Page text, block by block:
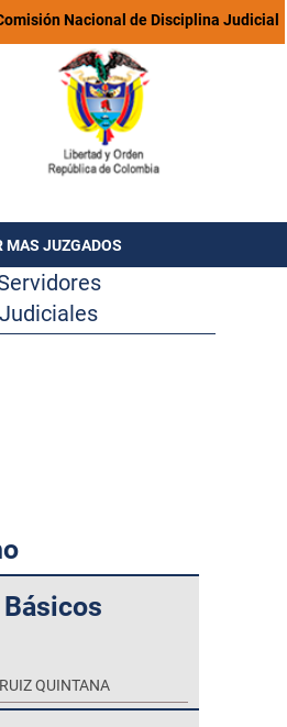
Nacional de Disciplina Judicial
MAS JUZGADOS
Judiciales
QUINTANA